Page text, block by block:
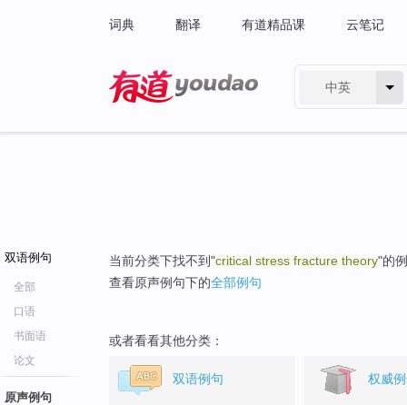
词典 翻译 有道精品课 云笔记
中英
双语例句
全部
口语
书面语
论文
原声例句
当前分类下找不到"critical stress fracture theory"的
查看原声例句下的全部例句
或者看看其他分类：
双语例句 权威